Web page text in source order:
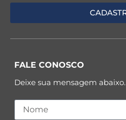
FALE CONOSCO
Deixe sua mensagem abaixo.